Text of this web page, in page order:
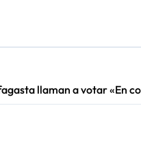
para nuevas
llaman a votar «En